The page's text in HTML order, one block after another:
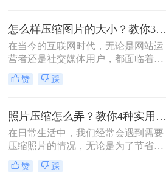
实际需求快速做出选择。
种将图片压缩到200K以下的实用方
法。
怎么样压缩图片的大小？教你3种实用方法！
在当今的互联网时代，无论是网站运
营者还是社交媒体用户，都面临着一
个共同的问题——怎么样压缩图片的
大小。较大的图片文件不仅会占用更
间延长，影响用户体验。本文将介绍
三种压缩图片大小的方法。
赞 踩
照片压缩怎么弄？教你4种实用方法！
在日常生活中，我们经常会遇到需要
压缩照片的情况，无论是为了节省存
储空间，还是为了加快图片上传和下
载的速度。那么照片压缩怎么弄呢？
赞 踩